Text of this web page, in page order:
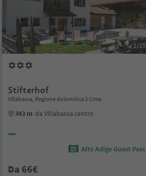
1/25
Stifterhof
Villabassa, Regione dolomitica 3 Cime
343 m da Villabassa centro
Alto Adige Guest Pass
Da 66€